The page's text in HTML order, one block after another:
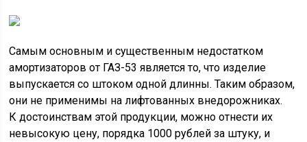
Самым основным и существенным недостатком
амортизаторов от ГАЗ-53 является то, что изделие
выпускается со штоком одной длинны. Таким образом,
они не применимы на лифтованных внедорожниках.
К достоинствам этой продукции, можно отнести их
невысокую цену, порядка 1000 рублей за штуку, и